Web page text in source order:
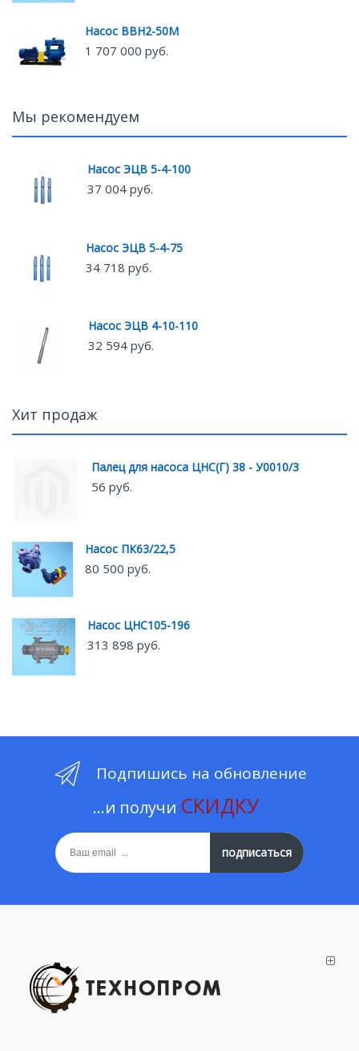
Насос ВВН2-50М
1 707 000 руб.
Мы рекомендуем
Насос ЭЦВ 5-4-100
37 004 руб.
Насос ЭЦВ 5-4-75
34 718 руб.
Насос ЭЦВ 4-10-110
32 594 руб.
Хит продаж
Палец для насоса ЦНС(Г) 38 - У0010/3
56 руб.
Насос ПК63/22,5
80 500 руб.
Насос ЦНС105-196
313 898 руб.
Подпишись на обновление
...и получи СКИДКУ
подписаться